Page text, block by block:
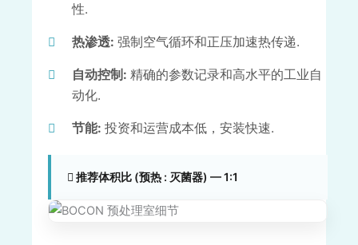
性.
热渗透: 强制空气循环和正压加速热传递.
自动控制: 精确的参数记录和高水平的工业自
动化.
节能: 投资和运营成本低，安装快速.
推荐体积比 (预热 : 灭菌器) — 1:1